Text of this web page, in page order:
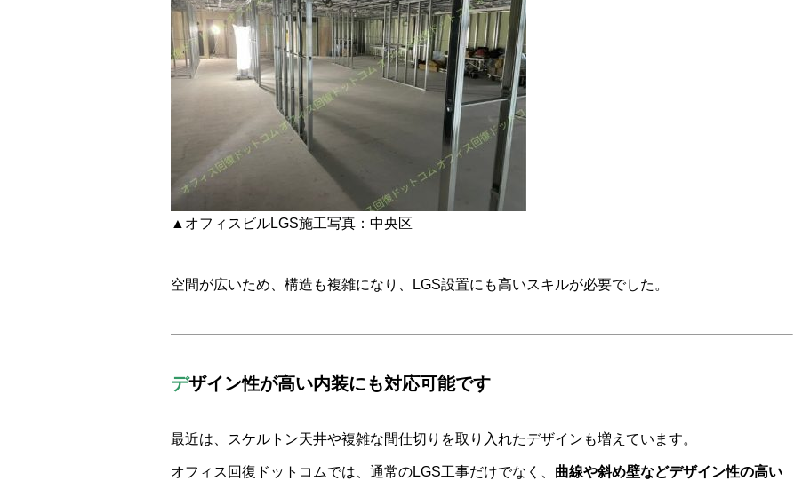
▲オフィスビルLGS施工写真：中央区
空間が広いため、構造も複雑になり、LGS設置にも高いスキルが必要でした。
デザイン性が高い内装にも対応可能です
最近は、スケルトン天井や複雑な間仕切りを取り入れたデザインも増えています。
オフィス回復ドットコムでは、通常のLGS工事だけでなく、 曲線や斜め壁などデザイン性の高い